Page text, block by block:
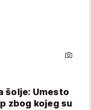
šolje: Umesto
zbog kojeg su